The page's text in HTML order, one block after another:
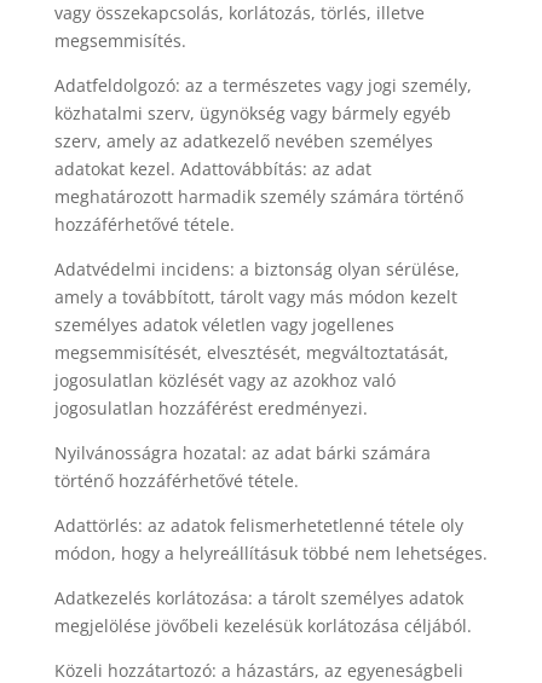
vagy összekapcsolás, korlátozás, törlés, illetve
megsemmisítés.
Adatfeldolgozó: az a természetes vagy jogi személy,
közhatalmi szerv, ügynökség vagy bármely egyéb
szerv, amely az adatkezelő nevében személyes
adatokat kezel. Adattovábbítás: az adat
meghatározott harmadik személy számára történő
hozzáférhetővé tétele.
Adatvédelmi incidens: a biztonság olyan sérülése,
amely a továbbított, tárolt vagy más módon kezelt
személyes adatok véletlen vagy jogellenes
megsemmisítését, elvesztését, megváltoztatását,
jogosulatlan közlését vagy az azokhoz való
jogosulatlan hozzáférést eredményezi.
Nyilvánosságra hozatal: az adat bárki számára
történő hozzáférhetővé tétele.
Adattörlés: az adatok felismerhetetlenné tétele oly
módon, hogy a helyreállításuk többé nem lehetséges.
Adatkezelés korlátozása: a tárolt személyes adatok
megjelölése jövőbeli kezelésük korlátozása céljából.
Közeli hozzátartozó: a házastárs, az egyeneságbeli